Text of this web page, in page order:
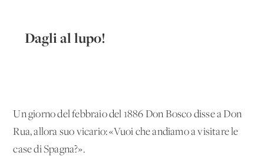
Dagli al lupo!
Un giorno del febbraio del 1886 Don Bosco disse a Don
Rua, allora suo vicario: «Vuoi che andiamo a visitare le
case di Spagna?».